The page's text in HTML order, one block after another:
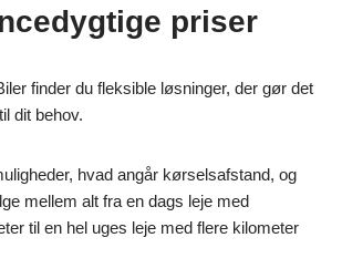
priser
finder du fleksible løsninger, der gør det
dit behov.
hvad angår kørselsafstand, og
mellem alt fra en dags leje med
til en hel uges leje med flere kilometer